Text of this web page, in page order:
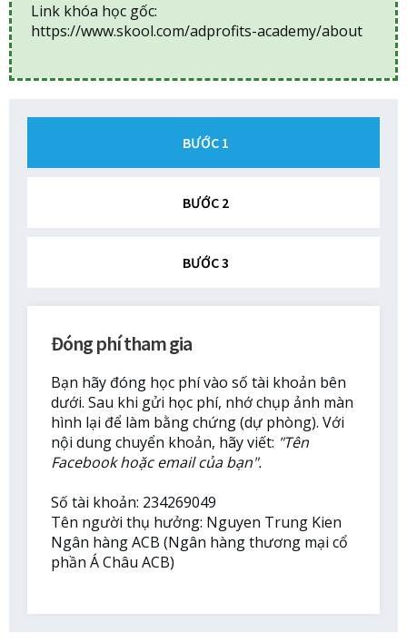
Link khóa học gốc:
https://www.skool.com/adprofits-academy/about
BƯỚC 1
BƯỚC 2
BƯỚC 3
Đóng phí tham gia
Bạn hãy đóng học phí vào số tài khoản bên
dưới. Sau khi gửi học phí, nhớ chụp ảnh màn
hình lại để làm bằng chứng (dự phòng). Với
nội dung chuyển khoản, hãy viết: "Tên
Facebook hoặc email của bạn".
Số tài khoản: 234269049
Tên người thụ hưởng: Nguyen Trung Kien
Ngân hàng ACB (Ngân hàng thương mại cổ
phần Á Châu ACB)